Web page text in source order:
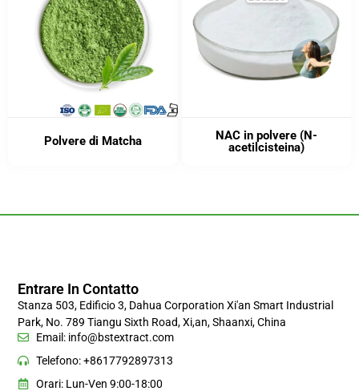
Polvere di Matcha
NAC in polvere (N-
acetilcisteina)
Entrare In Contatto
Stanza 503, Edificio 3, Dahua Corporation Xi'an Smart Industrial
Park, No. 789 Tiangu Sixth Road, Xi,an, Shaanxi, China
Email: info@bstextract.com
Telefono: +8617792897313
Orari: Lun-Ven 9:00-18:00